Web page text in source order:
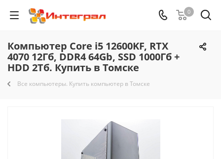
0
Компьютер Core i5 12600KF, RTX
4070 12Гб, DDR4 64Gb, SSD 1000Гб +
HDD 2Тб. Купить в Томске
Все компьютеры. Купить компьютер в Томске